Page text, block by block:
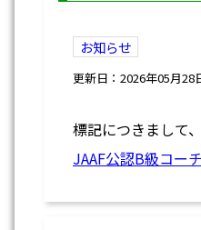
お知らせ
更新日：2026年05月28
標記につきまして
JAAF公認B級コー